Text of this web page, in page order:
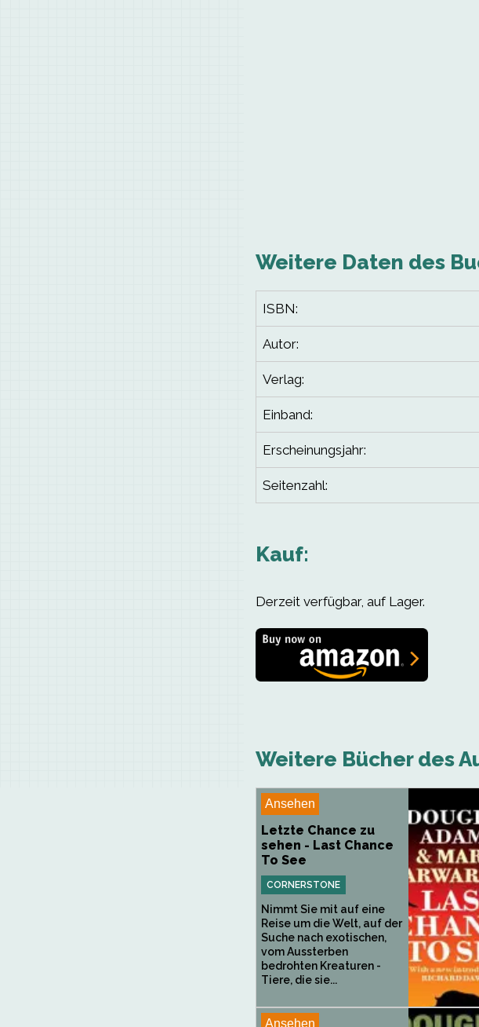
Weitere Daten des
ISBN:
Autor:
Verlag:
Einband:
Erscheinungsjahr:
Seitenzahl:
Kauf:
Derzeit verfügbar, auf Lager.
Weitere Bücher des
Ansehen
Letzte Chance zu
sehen - Last Chance
To See
CORNERSTONE
Nimmt Sie mit auf eine
Reise um die Welt, auf der
Suche nach exotischen,
vom Aussterben
bedrohten Kreaturen -
Tiere, die sie...
Ansehen